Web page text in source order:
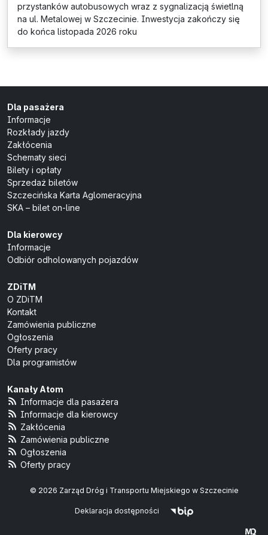
przystanków autobusowych wraz z sygnalizacją świetlną
na ul. Metalowej w Szczecinie. Inwestycja zakończy się
do końca listopada 2026 roku
Dla pasażera
Informacje
Rozkłady jazdy
Zakłócenia
Schematy sieci
Bilety i opłaty
Sprzedaż biletów
Szczecińska Karta Aglomeracyjna
SKA – bilet on-line
Dla kierowcy
Informacje
Odbiór odholowanych pojazdów
ZDiTM
O ZDiTM
Kontakt
Zamówienia publiczne
Ogłoszenia
Oferty pracy
Dla programistów
Kanały Atom
Informacje dla pasażera
Informacje dla kierowcy
Zakłócenia
Zamówienia publiczne
Ogłoszenia
Oferty pracy
© 2026 Zarząd Dróg i Transportu Miejskiego w Szczecinie
Deklaracja dostępności